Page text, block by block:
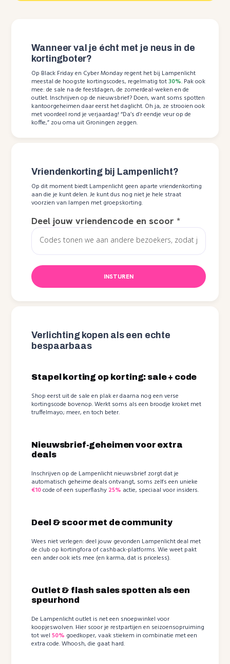
Wanneer val je écht met je neus in de
kortingboter?
Op Black Friday en Cyber Monday regent het bij Lampenlicht
meestal de hoogste kortingscodes, regelmatig tot30%. Pak ook
mee: de sale na de feestdagen, de zomerdeal-weken en de
outlet. Inschrijven op de nieuwsbrief? Doen, want soms spotten
kantoorgeheimen daar eerst het daglicht. Oh ja, ze strooien ook
met voordeel rond je verjaardag! “Da’s d’r eendje veur op de
koffie,” zou oma uit Groningen zeggen.
Vriendenkorting bij Lampenlicht?
Op dit moment biedt Lampenlicht geen aparte vriendenkorting
aan die je kunt delen. Je kunt dus nog niet je hele straat
voorzien van lampen met groepskorting.
Deel jouw vriendencode en scoor*
INSTUREN
Verlichting kopen als een echte
bespaarbaas
Stapel korting op korting: sale + code
Shop eerst uit de sale en plak er daarna nog een verse
kortingscode bovenop. Werkt soms als een broodje kroket met
truffelmayo; meer, en toch beter.
Nieuwsbrief-geheimen voor extra
deals
Inschrijven op de Lampenlicht nieuwsbrief zorgt dat je
automatisch geheime deals ontvangt, soms zelfs een unieke
€10code of een superflashy 25% actie, speciaal voor insiders.
Deel & scoor met de community
Wees niet verlegen: deel jouw gevonden Lampenlicht deal met
de club op kortingfora of cashback-platforms. Wie weet pakt
een ander ook iets mee (en karma, dat is priceless).
Outlet & flash sales spotten als een
speurhond
De Lampenlicht outlet is net een snoepwinkel voor
koopjeswolven. Hier scoor je restpartijen en seizoensopruiming
tot wel50% goedkoper, vaak stiekem in combinatie met een
extra code. Whoosh, die gaat hard.